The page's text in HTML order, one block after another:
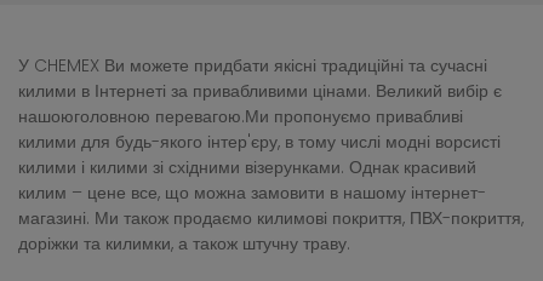
У CHEMEX Ви можете придбати якісні традиційні та сучасні
килими в Інтернеті за привабливими цінами. Великий вибір є
нашоюголовною перевагою.Ми пропонуємо привабливі
килими для будь-якого інтер'єру, в тому числі модні ворсисті
килими і килими зі східними візерунками. Однак красивий
килим – цене все, що можна замовити в нашому інтернет-
магазині. Ми також продаємо килимові покриття, ПВХ-покриття,
доріжки та килимки, а також штучну траву.